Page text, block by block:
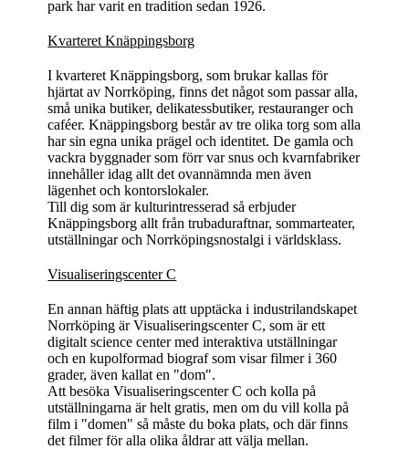
park har varit en tradition sedan 1926.
Kvarteret Knäppingsborg
I kvarteret Knäppingsborg, som brukar kallas för
hjärtat av Norrköping, finns det något som passar alla,
små unika butiker, delikatessbutiker, restauranger och
caféer. Knäppingsborg består av tre olika torg som alla
har sin egna unika prägel och identitet. De gamla och
vackra byggnader som förr var snus och kvarnfabriker
innehåller idag allt det ovannämnda men även
lägenhet och kontorslokaler.
Till dig som är kulturintresserad så erbjuder
Knäppingsborg allt från trubaduraftnar, sommarteater,
utställningar och Norrköpingsnostalgi i världsklass.
Visualiseringscenter C
En annan häftig plats att upptäcka i industrilandskapet
Norrköping är Visualiseringscenter C, som är ett
digitalt science center med interaktiva utställningar
och en kupolformad biograf som visar filmer i 360
grader, även kallat en "dom".
Att besöka Visualiseringscenter C och kolla på
utställningarna är helt gratis, men om du vill kolla på
film i "domen" så måste du boka plats, och där finns
det filmer för alla olika åldrar att välja mellan.